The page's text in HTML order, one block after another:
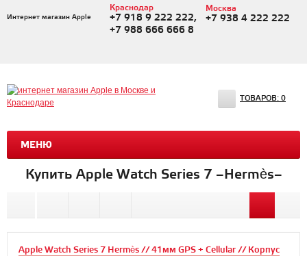
Интернет магазин Apple
Краснодар
+7 918 9 222 222,
+7 988 666 666 8
Москва
+7 938 4 222 222
МЕНЮ
ТОВАРОВ: 0
Купить Apple Watch Series 7 –Hermès–
Apple Watch Series 7 Hermès // 41мм GPS + Cellular // Корпус